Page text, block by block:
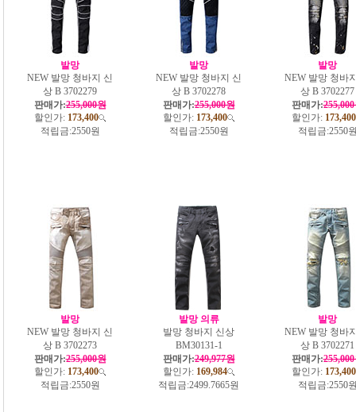
발망
NEW 발망 청바지 신
상 B 3702279
판매가:255,000원
할인가: 173,400
적립금:2550원
발망
NEW 발망 청바지 신
상 B 3702278
판매가:255,000원
할인가: 173,400
적립금:2550원
발망
NEW 발망 청바
상 B 3702277
판매가:
할인가: 173,400
적립금:2550
발망
NEW 발망 청바지 신
상 B 3702273
판매가:255,000원
할인가: 173,400
적립금:2550원
발망 의류
발망 청바지 신상
BM30131-1
판매가:249,977원
할인가: 169,984
적립금:2499.7665원
발망
NEW 발망 청바
상 B 3702271
판매가:
할인가: 173,400
적립금:2550